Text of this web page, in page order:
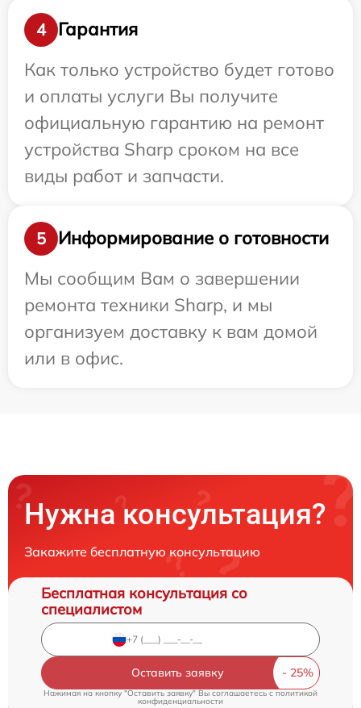
4
Гарантия
Как только устройство будет готово
и оплаты услуги Вы получите
официальную гарантию на ремонт
устройства Sharp сроком на все
виды работ и запчасти.
5
Информирование о готовности
Мы сообщим Вам о завершении
ремонта техники Sharp, и мы
организуем доставку к вам домой
или в офис.
Нужна консультация?
Закажите бесплатную консультацию
Бесплатная консультация со
специалистом
Оставить заявку
Нажимая на кнопку "Оставить заявку" Вы соглашаетесь cполитикой
конфиденциальности